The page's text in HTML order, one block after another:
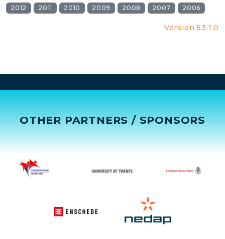
2012
2011 2010 2009 2008 2007 2006
Version 53.1.0
OTHER PARTNERS / SPONSORS